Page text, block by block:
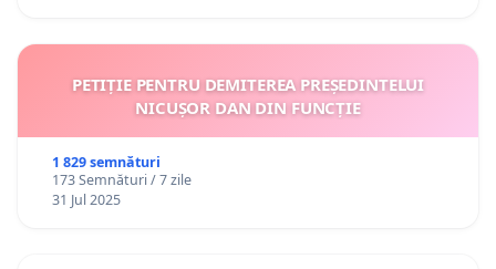
PETIȚIE PENTRU DEMITEREA PREȘEDINTELUI
NICUȘOR DAN DIN FUNCȚIE
1 829 semnături
173 Semnături / 7 zile
31 Jul 2025